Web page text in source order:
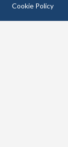
Cookie Policy